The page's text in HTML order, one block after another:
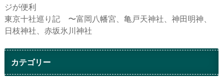
ジが便利
東京十社巡り記 〜富岡八幡宮、亀戸天神社、神田明神、
日枝神社、赤坂氷川神社
カテゴリー